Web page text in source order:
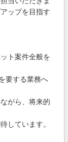
ップを目指す
ト案件全般を
要する業務へ
がら、将来的
しています。